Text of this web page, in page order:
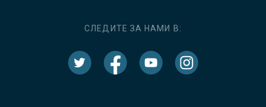
СЛЕДИТЕ ЗА НАМИ В: